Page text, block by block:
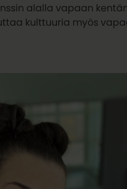
alalla vapaan
kulttuuria myös